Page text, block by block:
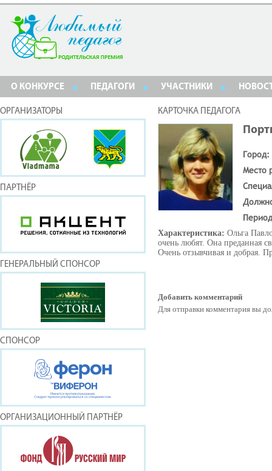
О КОНКУРСЕ ПЕДАГОГИ УЧАСТНИКИ
ОРГАНИЗАТОРЫ
ПАРТНЁР
ГЕНЕРАЛЬНЫЙ СПОНСОР
СПОНСОР
ОРГАНИЗАЦИОННЫЙ ПАРТНЁР
КАРТОЧКА ПЕДАГОГА
Город:
Место
Характеристика: Ольга
очень любят. Она преданная
Очень отзывчивая и добрая.
Добавить комментарий
Для отправки комментария вы